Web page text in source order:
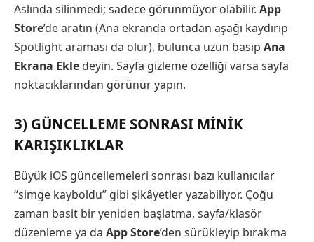
Aslında silinmedi; sadece görünmüyor olabilir. App
Store’de aratın (Ana ekranda ortadan aşağı kaydırıp
Spotlight araması da olur), bulunca uzun basıp Ana
Ekrana Ekle deyin. Sayfa gizleme özelliği varsa sayfa
noktacıklarından görünür yapın.
3) GÜNCELLEME SONRASI MINIK
KARIŞIKLIKLAR
Büyük iOS güncellemeleri sonrası bazı kullanıcılar
“simge kayboldu” gibi şikâyetler yazabiliyor. Çoğu
zaman basit bir yeniden başlatma, sayfa/klasör
düzenleme ya da App Store’den sürükleyip bırakma